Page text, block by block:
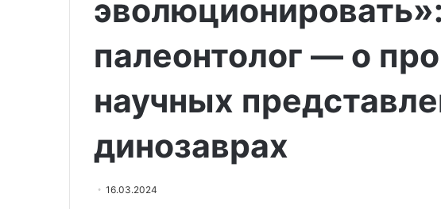
палеонтолог — о
научных
динозаврах
16.03.2024
представила
соревновательные
и
готова
новом
сезоне
Трусова представила
соревновательные
и готова покорять всех в
сезоне